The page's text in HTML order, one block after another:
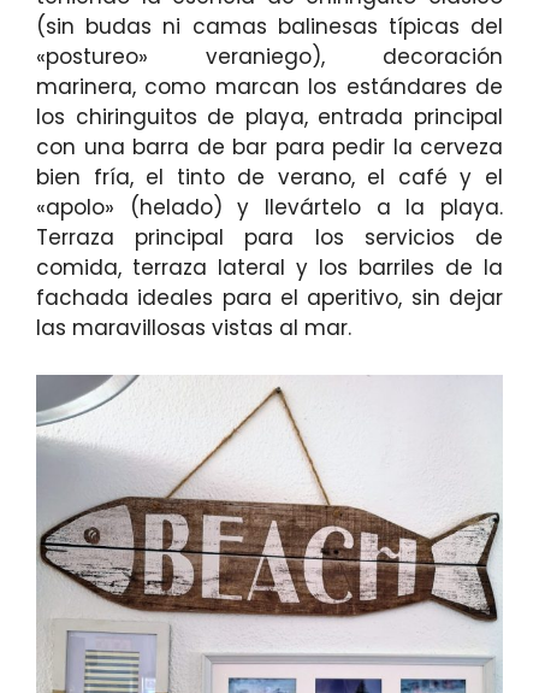
(sin budas ni camas balinesas típicas del
«postureo» veraniego), decoración
marinera, como marcan los estándares de
los chiringuitos de playa, entrada principal
con una barra de bar para pedir la cerveza
bien fría, el tinto de verano, el café y el
«apolo» (helado) y llevártelo a la playa.
Terraza principal para los servicios de
comida, terraza lateral y los barriles de la
fachada ideales para el aperitivo, sin dejar
las maravillosas vistas al mar.